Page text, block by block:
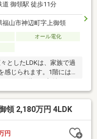
道 御領駅 徒歩11分
福山市神辺町字上御領
オール電化
としたLDKは、家族で過
感じられます。1階にはウ
っきり片付きます。南向
もあり、天候や季節を問
！！収納力と住みやすさ
領 2,180万円 4LDK
円